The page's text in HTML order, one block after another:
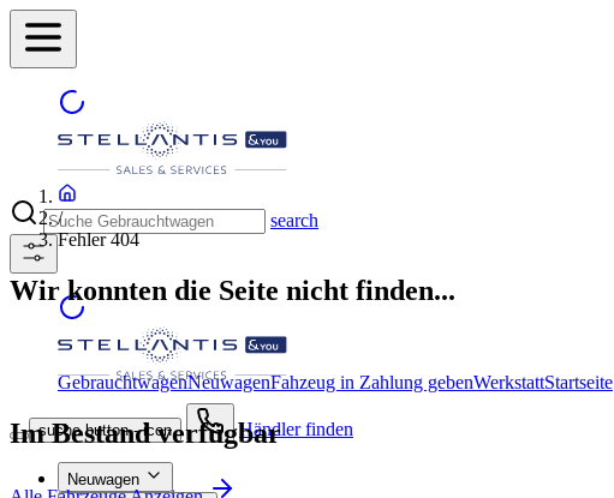
search
suche button - icon Händler finden
Neuwagen
/
Fehler 404
Wir konnten die Seite nicht finden...
GebrauchtwagenNeuwagenFahzeug in Zahlung gebenWerkstattStartseite
Im Bestand verfügbar